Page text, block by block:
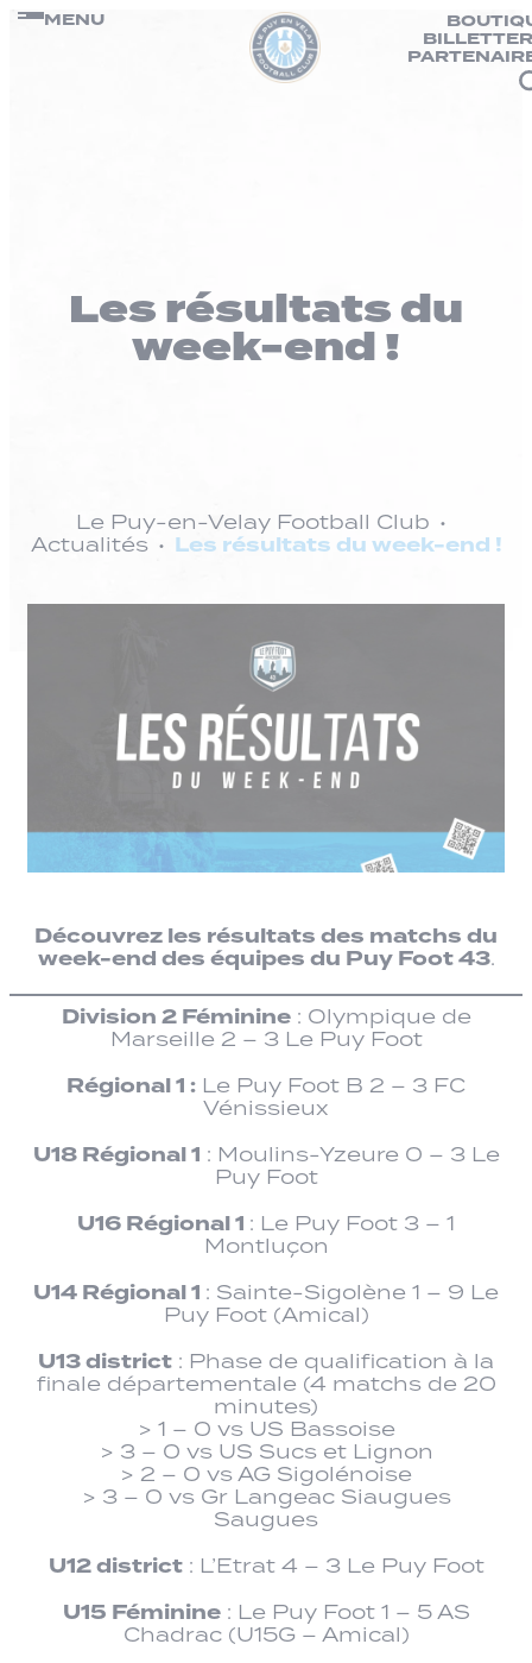
Passer
MENU
Les résultats du
week-end !
Le Puy-en-Velay Football Club
Actualités
Les résultats du week-end !
Découvrez les résultats des matchs du
week-end des équipes du Puy Foot 43.
Division 2 Féminine: Olympique de
Marseille 2 – 3 Le Puy Foot
Régional 1 : Le Puy Foot B 2 – 3 FC
Vénissieux
U18 Régional 1 : Moulins-Yzeure 0 – 3 Le
Puy Foot
U16 Régional 1 : Le Puy Foot 3 – 1
Montluçon
U14 Régional 1 : Sainte-Sigolène 1 – 9 Le
Puy Foot (Amical)
U13 district : Phase de qualification à la
finale départementale (4 matchs de 20
minutes)
> 1 – 0 vs US Bassoise
> 3 – 0 vs US Sucs et Lignon
> 2 – 0 vs AG Sigolénoise
> 3 – 0 vs Gr Langeac Siaugues
Saugues
U12 district: L’Etrat 4 – 3 Le Puy Foot
U15 Féminine: Le Puy Foot 1 – 5 AS
Chadrac (U15G – Amical)
Panneau de gestion des cookies